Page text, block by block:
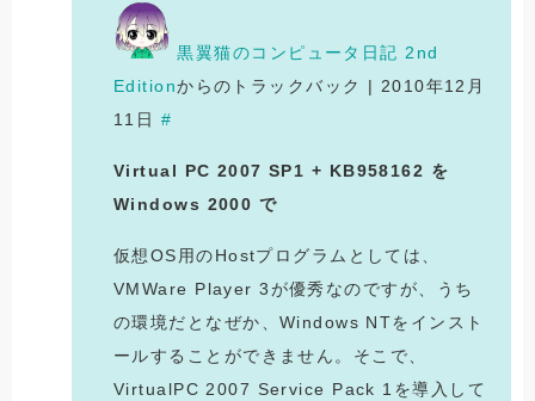
黒翼猫のコンピュータ日記 2nd
Editionからのトラックバック | 2010年12月
11日 #
Virtual PC 2007 SP1 + KB958162 を
Windows 2000 で
仮想OS用のHostプログラムとしては、
VMWare Player 3が優秀なのですが、うち
の環境だとなぜか、Windows NTをインスト
ールすることができません。そこで、
VirtualPC 2007 Service Pack 1を導入して